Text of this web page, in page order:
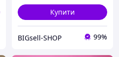
Купити
BIGsell-SHOP 99%